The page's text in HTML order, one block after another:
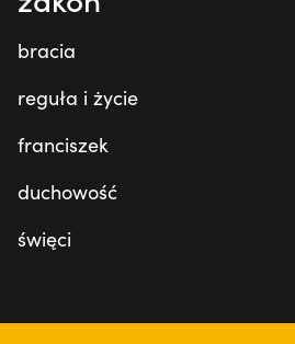
bracia
reguła i życie
franciszek
duchowość
święci